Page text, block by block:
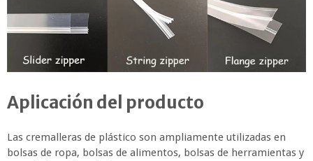
Aplicación del producto
Las cremalleras de plástico son ampliamente utilizadas en
bolsas de ropa, bolsas de alimentos, bolsas de herramientas y